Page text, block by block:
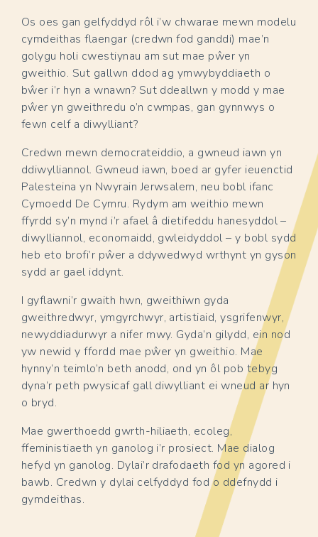
Os oes gan gelfyddyd rôl i’w chwarae mewn modelu
cymdeithas flaengar (credwn fod ganddi) mae’n
golygu holi cwestiynau am sut mae pŵer yn
gweithio. Sut gallwn ddod ag ymwybyddiaeth o
bŵer i’r hyn a wnawn? Sut ddeallwn y modd y mae
pŵer yn gweithredu o’n cwmpas, gan gynnwys o
fewn celf a diwylliant?
Credwn mewn democrateiddio, a gwneud iawn yn
ddiwylliannol. Gwneud iawn, boed ar gyfer ieuenctid
Palesteina yn Nwyrain Jerwsalem, neu bobl ifanc
Cymoedd De Cymru. Rydym am weithio mewn
ffyrdd sy’n mynd i’r afael â dietifeddu hanesyddol –
diwylliannol, economaidd, gwleidyddol – y bobl sydd
heb eto brofi’r pŵer a ddywedwyd wrthynt yn gyson
sydd ar gael iddynt.
I gyflawni’r gwaith hwn, gweithiwn gyda
gweithredwyr, ymgyrchwyr, artistiaid, ysgrifenwyr,
newyddiadurwyr a nifer mwy. Gyda’n gilydd, ein nod
yw newid y ffordd mae pŵer yn gweithio. Mae
hynny’n teimlo’n beth anodd, ond yn ôl pob tebyg
dyna’r peth pwysicaf gall diwylliant ei wneud ar hyn
o bryd.
Mae gwerthoedd gwrth-hiliaeth, ecoleg,
ffeministiaeth yn ganolog i’r prosiect. Mae dialog
hefyd yn ganolog. Dylai’r drafodaeth fod yn agored i
bawb. Credwn y dylai celfyddyd fod o ddefnydd i
gymdeithas.